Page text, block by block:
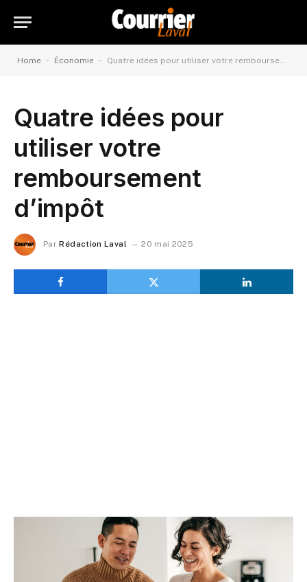
Home - Économie - Quatre idées pour utiliser votre remboursement d’impôt
Quatre idées pour
utiliser votre
remboursement
d’impôt
Par Rédaction Laval 20 mai 2025